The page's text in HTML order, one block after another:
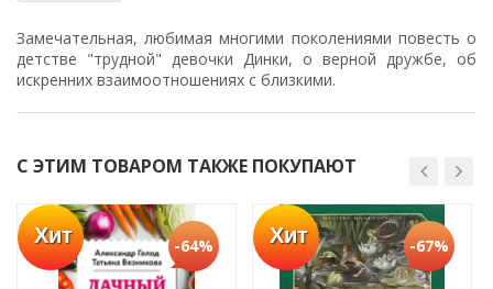
Замечательная, любимая многими поколениями повесть о
детстве "трудной" девочки Динки, о верной дружбе, об
искренних взаимоотношениях с близкими.
С ЭТИМ ТОВАРОМ ТАКЖЕ ПОКУПАЮТ
Хит -64% Хит -67%